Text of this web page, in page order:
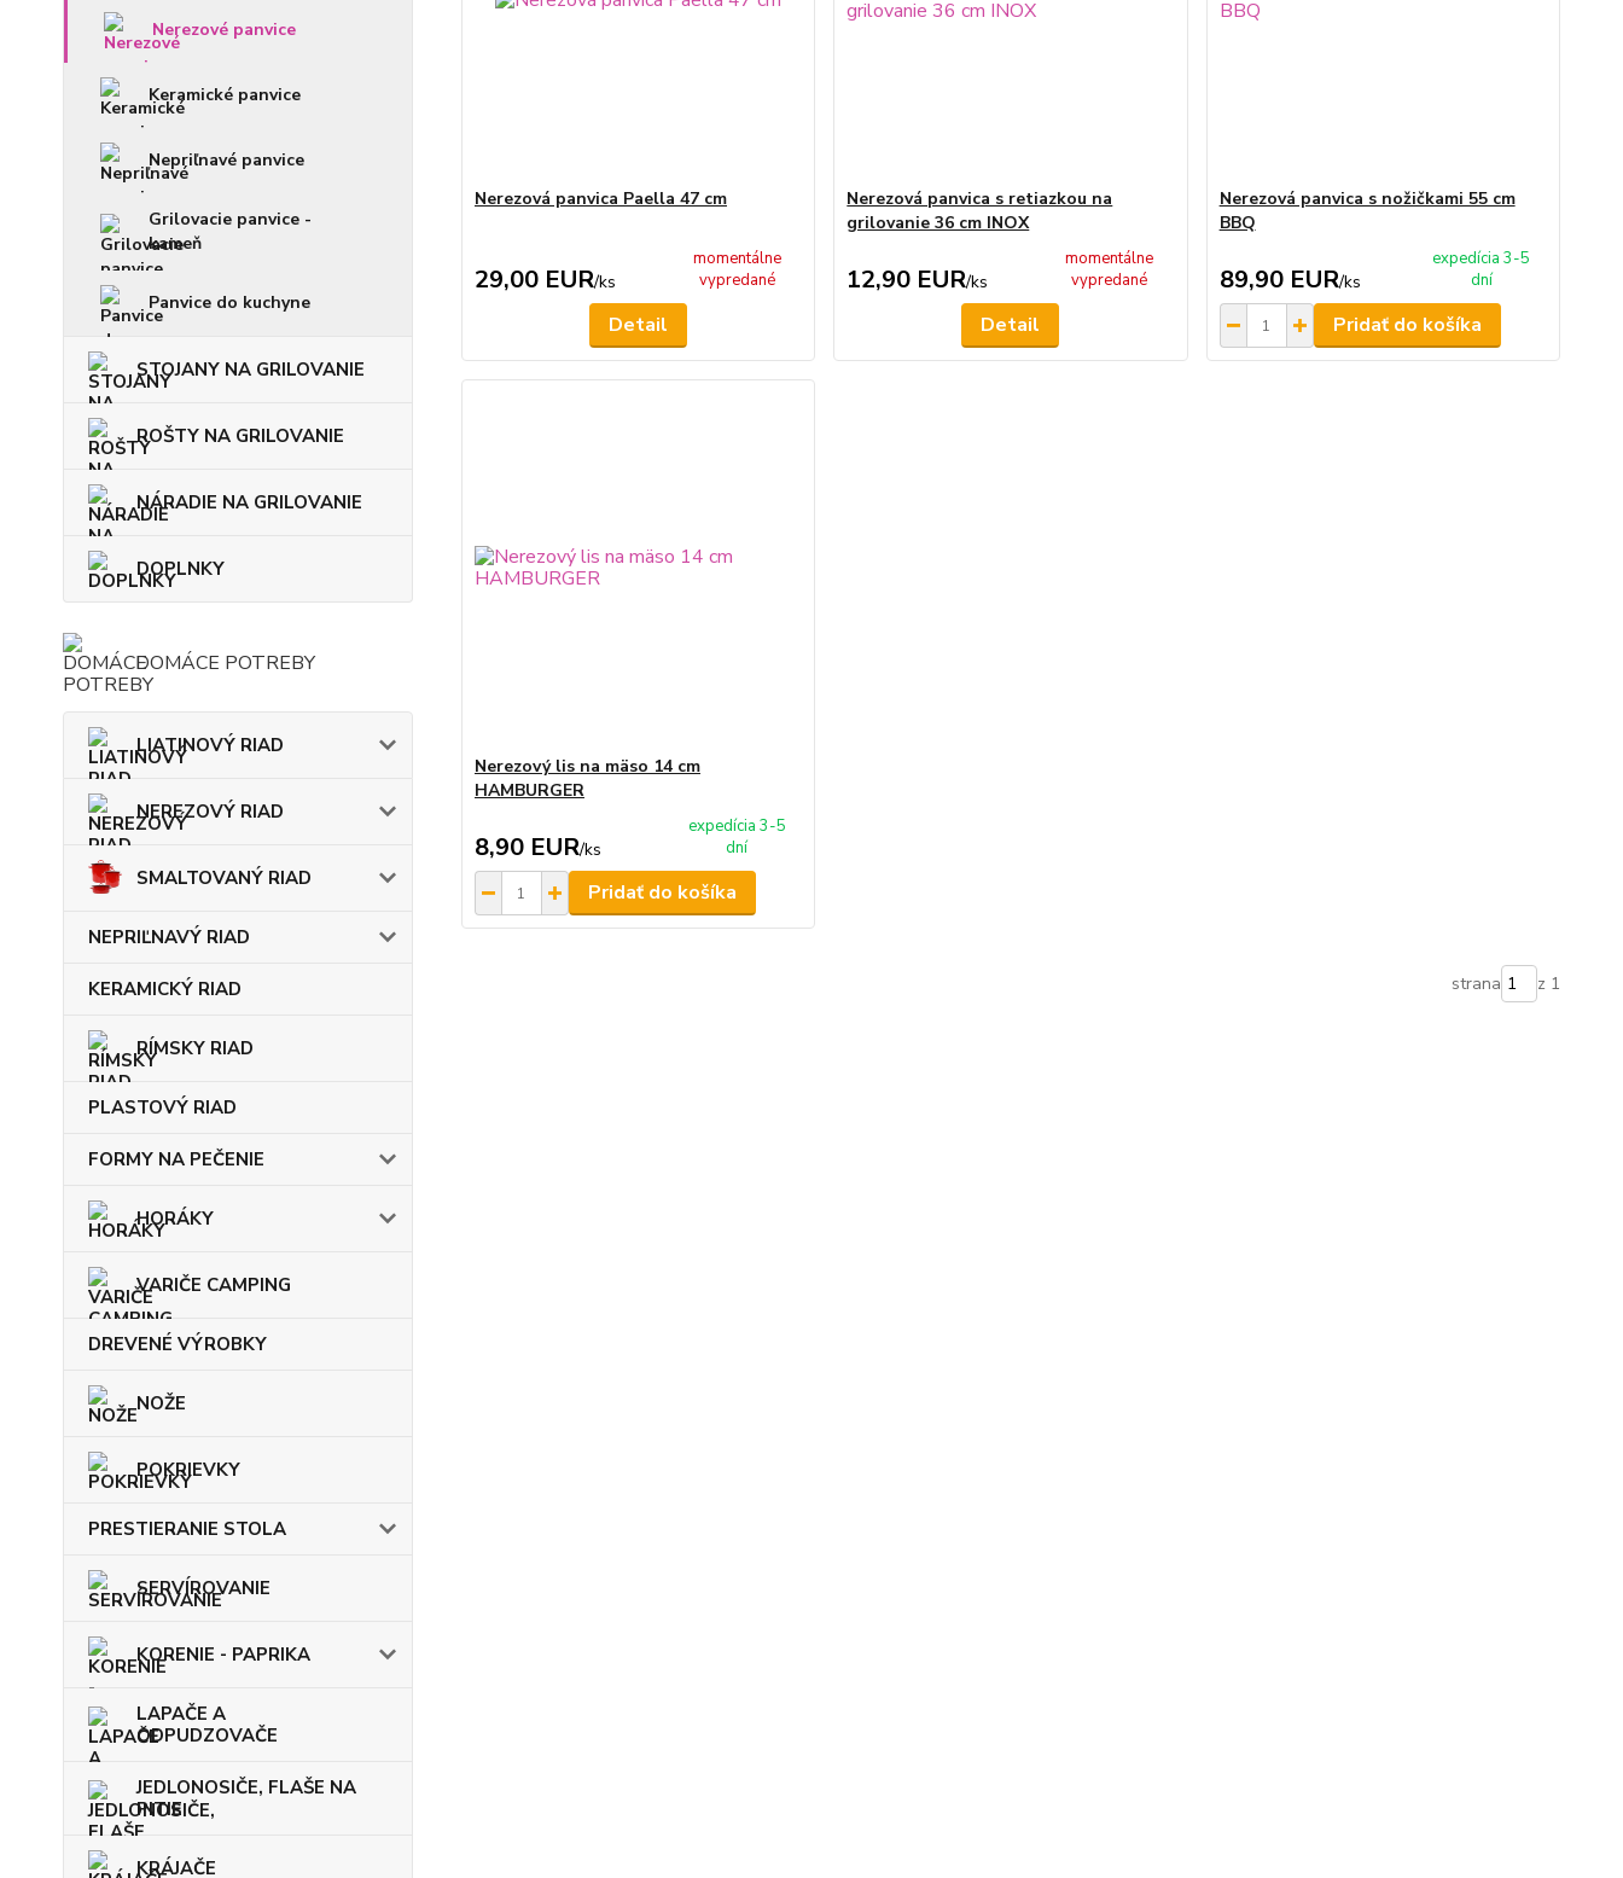
Nerezové panvice
Keramické panvice
Nepriľnavé panvice
Grilovacie panvice -
kameň
Panvice do kuchyne
STOJANY NA GRILOVANIE
ROŠTY NA GRILOVANIE
NÁRADIE NA GRILOVANIE
DOPLNKY
DOMÁCE POTREBY
LIATINOVÝ RIAD
NEREZOVÝ RIAD
SMALTOVANÝ RIAD
NEPRIĽNAVÝ RIAD
KERAMICKÝ RIAD
RÍMSKY RIAD
PLASTOVÝ RIAD
FORMY NA PEČENIE
HORÁKY
VARIČE CAMPING
DREVENÉ VÝROBKY
NOŽE
POKRIEVKY
PRESTIERANIE STOLA
SERVÍROVANIE
KORENIE - PAPRIKA
LAPAČE A
ODPUDZOVAČE
JEDLONOSIČE, FLAŠE NA
PITIE
KRÁJAČE
Nerezová panvica Paella 47 cm
29,00 EUR/ks
momentálne
vypredané
Detail
Nerezová panvica s retiazkou na
grilovanie 36 cm INOX
12,90 EUR/ks
momentálne
vypredané
Detail
Nerezová panvica s nožičkami 55 cm
BBQ
89,90 EUR/ks
expedícia 3-5
dní
Pridať do košíka
Nerezový lis na mäso 14 cm
HAMBURGER
8,90 EUR/ks
expedícia 3-5
dní
Pridať do košíka
strana z 1